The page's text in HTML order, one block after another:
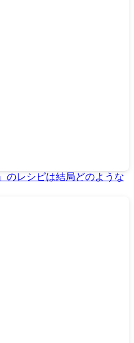
のレシピは結局どのような